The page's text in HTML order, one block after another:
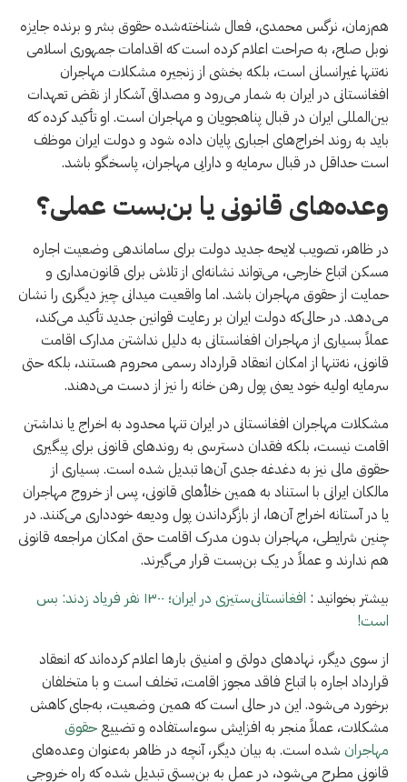
هم‌زمان، نرگس محمدی، فعال شناخته‌شده حقوق بشر و برنده جایزه
نوبل صلح، به صراحت اعلام کرده است که اقدامات جمهوری اسلامی
نه‌تنها غیرانسانی است، بلکه بخشی از زنجیره مشکلات مهاجران
افغانستانی در ایران به شمار می‌رود و مصداقی آشکار از نقض تعهدات
بین‌المللی ایران در قبال پناهجویان و مهاجران است. او تأکید کرده که
باید به روند اخراج‌های اجباری پایان داده شود و دولت ایران موظف
است حداقل در قبال سرمایه و دارایی مهاجران، پاسخگو باشد.
وعده‌های قانونی یا بن‌بست عملی؟
در ظاهر، تصویب لایحه جدید دولت برای ساماندهی وضعیت اجاره
مسکن اتباع خارجی، می‌تواند نشانه‌ای از تلاش برای قانون‌مداری و
حمایت از حقوق مهاجران باشد. اما واقعیت میدانی چیز دیگری را نشان
می‌دهد. در حالی‌که دولت ایران بر رعایت قوانین جدید تأکید می‌کند،
عملاً بسیاری از مهاجران افغانستانی به دلیل نداشتن مدارک اقامت
قانونی، نه‌تنها از امکان انعقاد قرارداد رسمی محروم هستند، بلکه حتی
سرمایه اولیه خود یعنی پول رهن خانه را نیز از دست می‌دهند.
مشکلات مهاجران افغانستانی در ایران تنها محدود به اخراج یا نداشتن
اقامت نیست، بلکه فقدان دسترسی به روندهای قانونی برای پیگیری
حقوق مالی نیز به دغدغه جدی آن‌ها تبدیل شده است. بسیاری از
مالکان ایرانی با استناد به همین خلأهای قانونی، پس از خروج مهاجران
یا در آستانه اخراج آن‌ها، از بازگرداندن پول ودیعه خودداری می‌کنند. در
چنین شرایطی، مهاجران بدون مدرک اقامت حتی امکان مراجعه قانونی
هم ندارند و عملاً در یک بن‌بست قرار می‌گیرند.
بیشتر بخوانید :
افغانستانی‌ستیزی در ایران؛ ۱۳۰۰ نفر فریاد زدند: بس
است!
از سوی دیگر، نهادهای دولتی و امنیتی بارها اعلام کرده‌اند که انعقاد
قرارداد اجاره با اتباع فاقد مجوز اقامت، تخلف است و با متخلفان
برخورد می‌شود. این در حالی است که همین وضعیت، به‌جای کاهش
مشکلات، عملاً منجر به افزایش سوءاستفاده و تضییعحقوق
مهاجران شده است. به بیان دیگر، آنچه در ظاهر به‌عنوان وعده‌های
قانونی مطرح می‌شود، در عمل به بن‌بستی تبدیل شده که راه خروجی